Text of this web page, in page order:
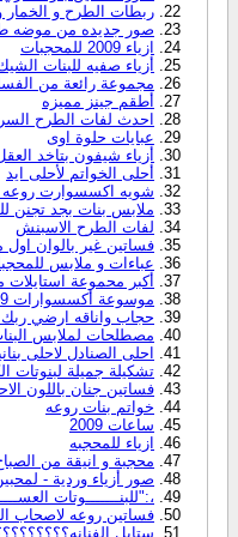
ربطات الطرح و الخمار
صور جديده من موضه
ازياء 2009 للمحجبات
أزياء صفيه للبنات
مجموعة رائعة من
أطقم جينز مميزه
احدث لفات الطرح
عبايات حلوة اوى
أزياء شيفون بتاخد
أحلى الخواتم لأحلى ايد
شويه اكسسوارت روعه
ملابس بنات بجد تجنن
لفات الطرح الاسبنش
فساتين غير بالوان
عباءات و ملابس
أكبر محموعة استايلات
موسوعة أكسسوارات 2009-2010 . . كل الألوان لكل الأزواق .... !!!
حجاب واناقه ارضي ربك
مصطلحات لملابس
احلى الصنادل لاحلى
تشكيلة جميلة لبنوتات
فساتين جنان باللون
خواتم بنات روعه
ساعات 2009
ازياء للمحجبه
محجبة و انيقة من
صور أزياء وردية -
،:"للبنـــــــوتات
فساتين روعه لاصحاب
ستايل